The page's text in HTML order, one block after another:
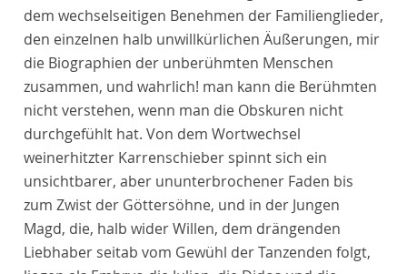
dem wechselseitigen Benehmen der Familienglieder,
den einzelnen halb unwillkürlichen Äußerungen, mir
die Biographien der unberühmten Menschen
zusammen, und wahrlich! man kann die Berühmten
nicht verstehen, wenn man die Obskuren nicht
durchgefühlt hat. Von dem Wortwechsel
weinerhitzter Karrenschieber spinnt sich ein
unsichtbarer, aber ununterbrochener Faden bis
zum Zwist der Göttersöhne, und in der Jungen
Magd, die, halb wider Willen, dem drängenden
Liebhaber seitab vom Gewühl der Tanzenden folgt,